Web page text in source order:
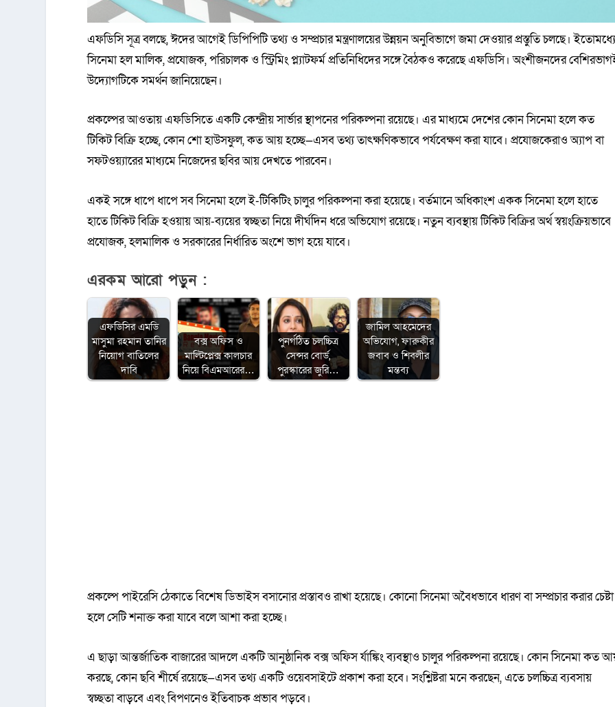
এফডিসি সূত্র বলছে, ঈদের আগেই ডিপিপিটি তথ্য ও সম্প্রচার মন্ত্রণালয়ের উন্নয়ন অনুবিভাগে জমা দেওয়ার প্রস্তুতি চলছে।
সিনেমা হল মালিক, প্রযোজক, পরিচালক ও স্ট্রিমিং প্ল্যাটফর্ম প্রতিনিধিদের সঙ্গে বৈঠকও করেছে এফডিসি। অংশীজনদের
উদ্যোগটিকে সমর্থন জানিয়েছেন।
প্রকল্পের আওতায় এফডিসিতে একটি কেন্দ্রীয় সার্ভার স্থাপনের পরিকল্পনা রয়েছে। এর মাধ্যমে দেশের কোন সিনেমা হলে কত
টিকিট বিক্রি হচ্ছে, কোন শো হাউসফুল, কত আয় হচ্ছে—এসব তথ্য তাৎক্ষণিকভাবে পর্যবেক্ষণ করা যাবে। প্রযোজকেরাও অ্যাপ বা
সফটওয়্যারের মাধ্যমে নিজেদের ছবির আয় দেখতে পারবেন।
একই সঙ্গে ধাপে ধাপে সব সিনেমা হলে ই-টিকিটিং চালুর পরিকল্পনা করা হয়েছে। বর্তমানে অধিকাংশ একক সিনেমা হলে হাতে
হাতে টিকিট বিক্রি হওয়ায় আয়-ব্যয়ের স্বচ্ছতা নিয়ে দীর্ঘদিন ধরে অভিযোগ রয়েছে। নতুন ব্যবস্থায় টিকিট বিক্রির অর্থ স্বয়ংক্রিয়ভাবে
প্রযোজক, হলমালিক ও সরকারের নির্ধারিত অংশে ভাগ হয়ে যাবে।
এরকম আরো পড়ুন :
এফডিসির এমডি
মাসুমা রহমান তানির
নিয়োগ বাতিলের
দাবি
বক্স অফিস ও
মাল্টিপ্লেক্স কালচার
নিয়ে বিএমআরের…
পুনর্গঠিত চলচ্চিত্র
সেন্সর বোর্ড,
পুরস্কারের জুরি…
জামিল আহমেদের
অভিযোগ, ফারুকীর
জবাব ও শিবলীর
মন্তব্য
প্রকল্পে পাইরেসি ঠেকাতে বিশেষ ডিভাইস বসানোর প্রস্তাবও রাখা হয়েছে। কোনো সিনেমা অবৈধভাবে ধারণ বা সম্প্রচার করার চেষ্টা
হলে সেটি শনাক্ত করা যাবে বলে আশা করা হচ্ছে।
এ ছাড়া আন্তর্জাতিক বাজারের আদলে একটি আনুষ্ঠানিক বক্স অফিস র্যাঙ্কিং ব্যবস্থাও চালুর পরিকল্পনা রয়েছে। কোন সিনেমা কত
করছে, কোন ছবি শীর্ষে রয়েছে—এসব তথ্য একটি ওয়েবসাইটে প্রকাশ করা হবে। সংশ্লিষ্টরা মনে করছেন, এতে চলচ্চিত্র ব্যবসায়
স্বচ্ছতা বাড়বে এবং বিপণনেও ইতিবাচক প্রভাব পড়বে।